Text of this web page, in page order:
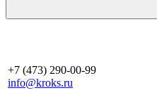
+7 (473) 290-00-99
info@kroks.ru